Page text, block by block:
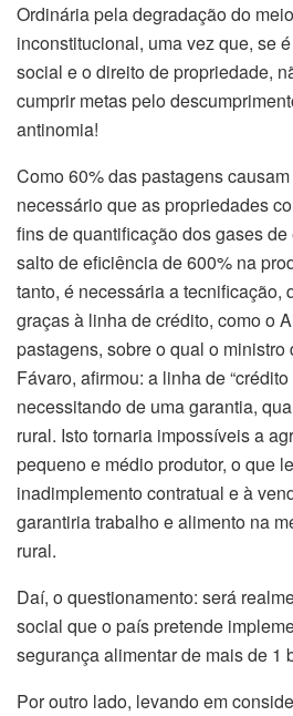
Ordinária pela degradação do
inconstitucional, uma vez que, se
social e o direito de propriedade,
cumprir metas pelo
antinomia!
Como 60% das pastagens
necessário que as propriedades
fins de quantificação dos gases
salto de eficiência de 600% na
tanto, é necessária a tecnificação,
graças à linha de crédito, como o
pastagens, sobre o qual o
Fávaro, afirmou: a linha de
necessitando de uma garantia,
rural. Isto tornaria impossíveis a
pequeno e médio produtor, o que
inadimplemento contratual e à
garantiria trabalho e alimento na
rural.
Daí, o questionamento: será
social que o país pretende
segurança alimentar de mais de 1
Por outro lado, levando em